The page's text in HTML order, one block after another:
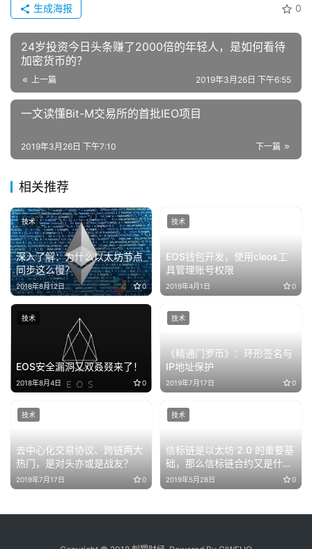
0
生成海报
24岁投资今日头条赚了2000倍的年轻人，是如何看待
加密货币的？
上一篇 2019年3月26日 下午6:55
一文读懂Bit-M交易所的首批IEO项目
下一篇
2019年3月26日 下午7:10
相关推荐
深入了解：为什么以太坊节点
同步这么慢？
2018年8月12日 0
技术
EOS钱包开发，使用cleos工
具管理账号权限
2019年4月1日 0
技术
EOS安全漏洞又双叒叕来了！
2018年8月4日 0
技术
《精通门罗币》：环形签名与
IP地址保护
2019年7月17日 0
技术
去中心化交易协议、跨链两大
热门，是对头亦或是战友？
2019年7月17日 0
技术
信标链是以太坊 2.0 的重要基
础，那么信标链合约又是什
么？
2019年5月28日 0
技术